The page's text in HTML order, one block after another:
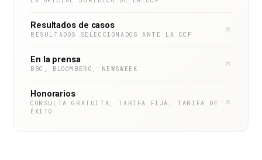
Resultados de casos
RESULTADOS SELECCIONADOS ANTE LA CCF
En la prensa
BBC, BLOOMBERG, NEWSWEEK
Honorarios
CONSULTA GRATUITA, TARIFA FIJA, TARIFA DE
ÉXITO